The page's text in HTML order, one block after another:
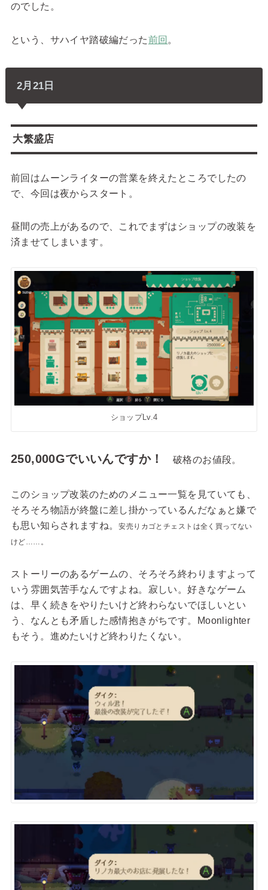
のでした。
という、サハイヤ踏破編だった前回 。
2月21日
大繁盛店
前回はムーンライターの営業を終えたところでしたの
で、今回は夜からスタート。
昼間の売上があるので、これでまずはショップの改装を
済ませてしまいます。
ショップLv.4
250,000Gでいいんですか！ 破格のお値段。
このショップ改装のためのメニュー一覧を見ていても、
そろそろ物語が終盤に差し掛かっているんだなぁと嫌で
も思い知らされますね。安売りカゴとチェストは全く買ってない
けど……。
ストーリーのあるゲームの、そろそろ終わりますよって
いう雰囲気苦手なんですよね。寂しい。好きなゲーム
は、早く続きをやりたいけど終わらないでほしいとい
う、なんとも矛盾した感情抱きがちです。Moonlighter
もそう。進めたいけど終わりたくない。